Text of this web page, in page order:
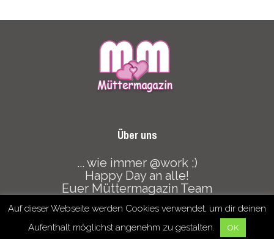
Über uns
... wie immer @work ;)
Happy Day an alle!
Euer Müttermagazin Team
Datenschutz Haftungsausschluss Mediadaten
Auf dieser Webseite werden Cookies verwendet, um dir deinen
Aufenthalt möglichst angenehm zu gestalten.
OK